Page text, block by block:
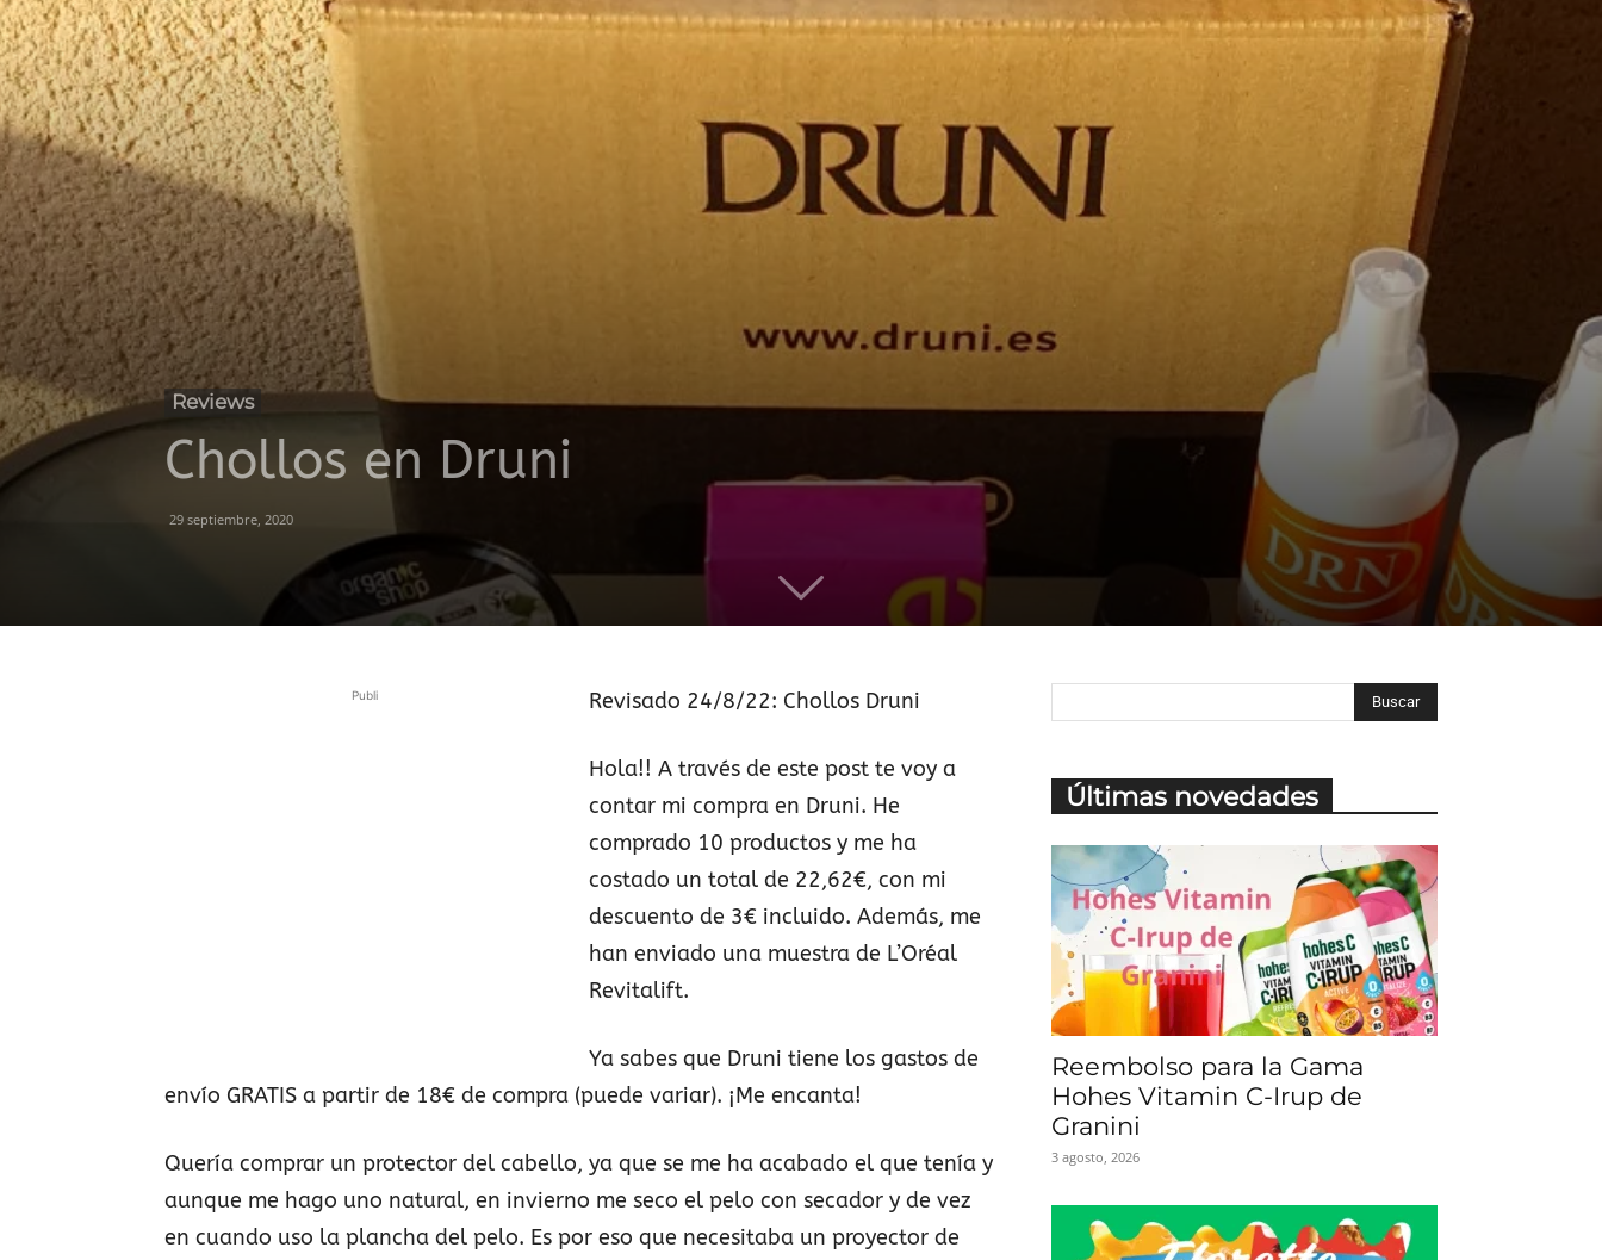
de
productos
a
domicilio
Baratuni
Reviews
Chollos en Druni
29 septiembre, 2020
Publi Revisado 24/8/22: Chollos Druni
Hola!! A través de este post te voy a
contar mi compra en Druni. He
comprado 10 productos y me ha
costado un total de 22,62€, con mi
descuento de 3€ incluido. Además, me
han enviado una muestra de L’Oréal
Revitalift.
Ya sabes que Druni tiene los gastos de
envío GRATIS a partir de 18€ de compra (puede variar). ¡Me encanta!
Quería comprar un protector del cabello, ya que se me ha acabado el que tenía y
aunque me hago uno natural, en invierno me seco el pelo con secador y de vez
en cuando uso la plancha del pelo. Es por eso que necesitaba un proyector de
Últimas novedades
Reembolso para la Gama
Hohes Vitamin C-Irup de
Granini
3 agosto, 2026